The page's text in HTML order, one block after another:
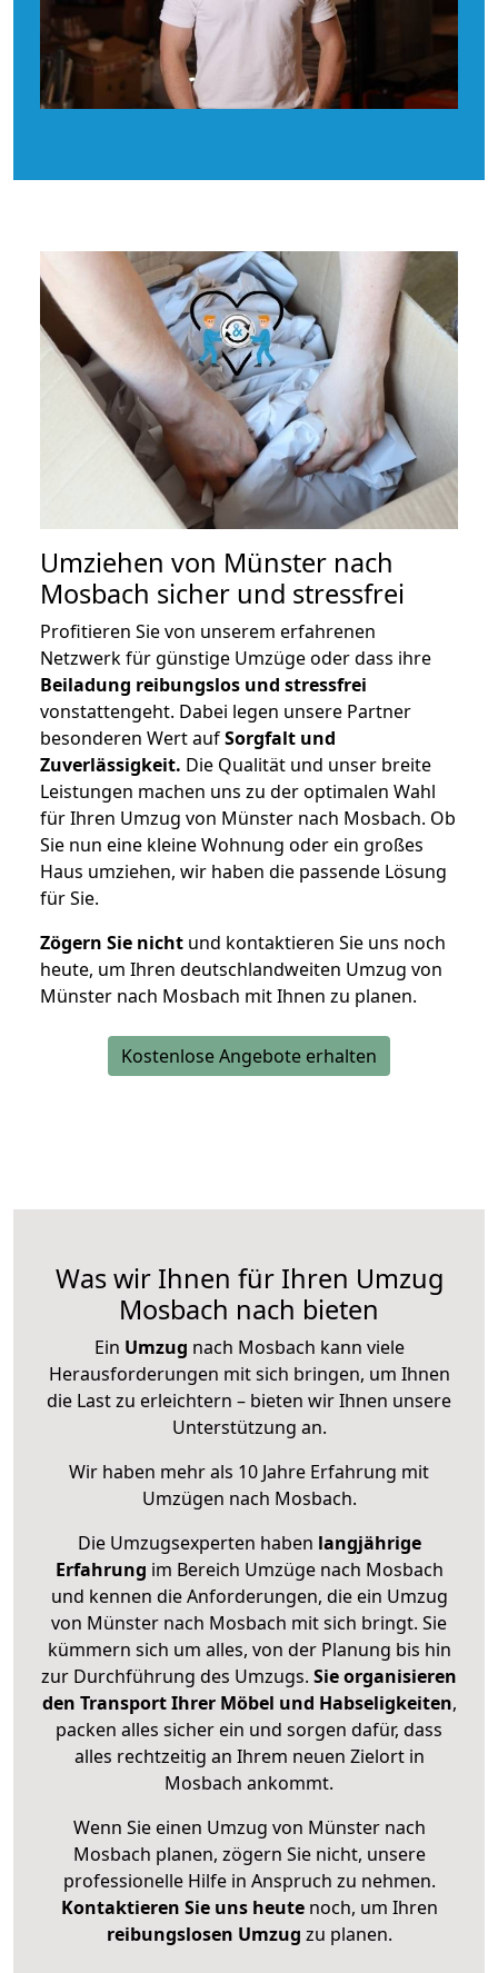
Umziehen von Münster nach
Mosbach sicher und stressfrei
Profitieren Sie von unserem erfahrenen
Netzwerk für günstige Umzüge oder dass ihre
Beiladung reibungslos und stressfrei
vonstattengeht. Dabei legen unsere Partner
besonderen Wert aufSorgfalt und
Zuverlässigkeit. Die Qualität und unser breite
Leistungen machen uns zu der optimalen Wahl
für Ihren Umzug von Münster nach Mosbach. Ob
Sie nun eine kleine Wohnung oder ein großes
Haus umziehen, wir haben die passende Lösung
für Sie.
Zögern Sie nicht und kontaktieren Sie uns noch
heute, um Ihren deutschlandweiten Umzug von
Münster nach Mosbach mit Ihnen zu planen.
Kostenlose Angebote erhalten
Was wir Ihnen für Ihren Umzug
Mosbach nach bieten
Ein Umzug nach Mosbach kann viele
Herausforderungen mit sich bringen, um Ihnen
die Last zu erleichtern – bieten wir Ihnen unsere
Unterstützung an.
Wir haben mehr als 10 Jahre Erfahrung mit
Umzügen nach Mosbach.
Die Umzugsexperten haben langjährige
Erfahrung im Bereich Umzüge nach Mosbach
und kennen die Anforderungen, die ein Umzug
von Münster nach Mosbach mit sich bringt. Sie
kümmern sich um alles, von der Planung bis hin
zur Durchführung des Umzugs. Sie organisieren
den Transport Ihrer Möbel und Habseligkeiten,
packen alles sicher ein und sorgen dafür, dass
alles rechtzeitig an Ihrem neuen Zielort in
Mosbach ankommt.
Wenn Sie einen Umzug von Münster nach
Mosbach planen, zögern Sie nicht, unsere
professionelle Hilfe in Anspruch zu nehmen.
Kontaktieren Sie uns heutenoch, um Ihren
reibungslosen Umzug zu planen.